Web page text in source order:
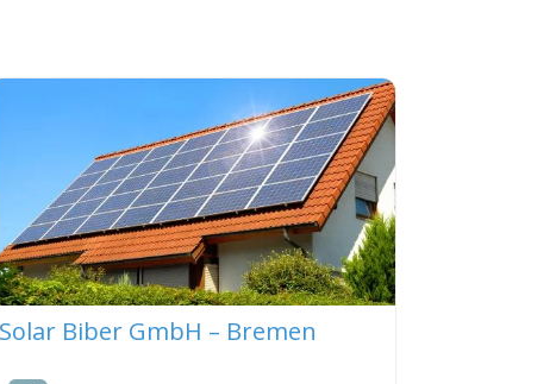
Solar Biber GmbH – Bremen